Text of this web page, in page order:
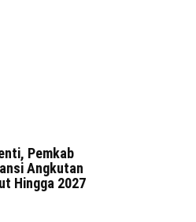
Pemkab
Angkutan
Hingga 2027